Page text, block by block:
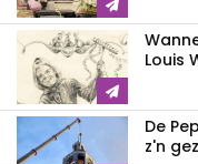
Louis
De
z'n